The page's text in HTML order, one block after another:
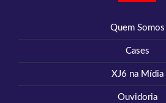
Quem Somos
Cases
XJ6 na Mídia
Ouvidoria